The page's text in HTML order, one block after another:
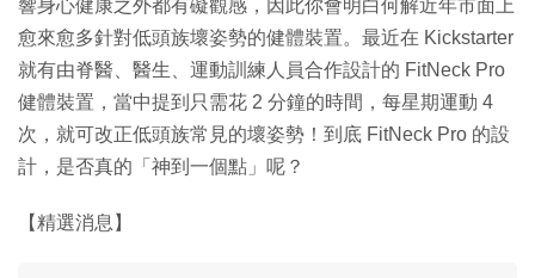
響身心健康之外都有礙觀感，因此你會明白何解近年市面上
愈來愈多針對低頭族壞姿勢的健體裝置。最近在 Kickstarter
就有由脊醫、醫生、運動訓練人員合作設計的 FitNeck Pro
健體裝置，當中提到只需花 2 分鐘的時間，每星期運動 4
次，就可改正低頭族常見的壞姿勢！到底 FitNeck Pro 的設
計，是否真的「神到一個點」呢？
【精選消息】